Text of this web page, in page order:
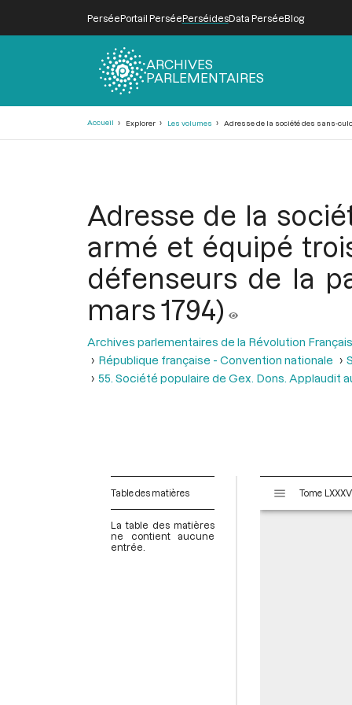
PerséePortail PerséePerséidesData PerséeBlog
ARCHIVES
PARLEMENTAIRES
Accueil Explorer Les volumes Adresse de la société des sans-
Adresse de la
armé et équipé
défenseurs de la
mars 1794)
Archives parlementaires de la Révolution
République française - Convention nationale
55. Société populaire de Gex. Dons. Applaudit
Table des matières
La table des matières
ne contient aucune
entrée.
s